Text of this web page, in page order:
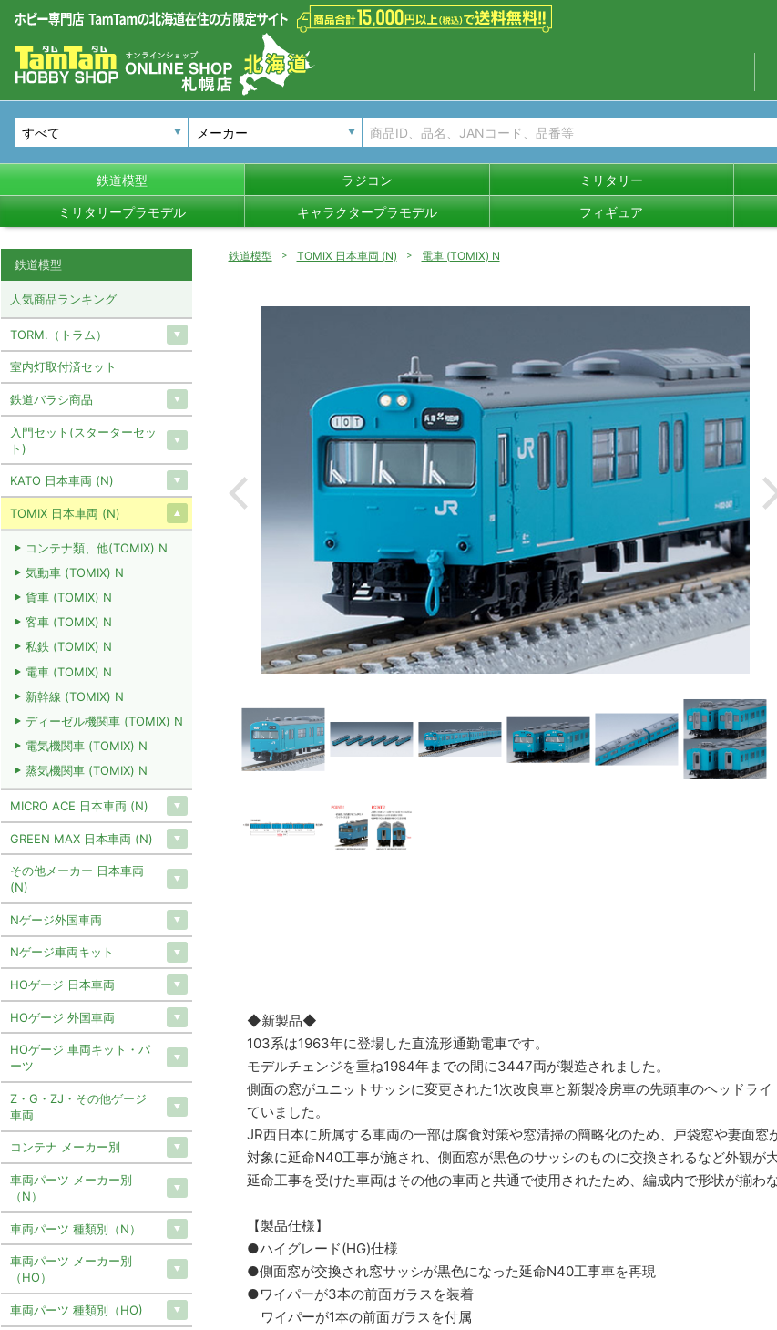
メーカー
鉄道模型 ラジコン ミリタリー
ミリタリープラモデル キャラクタープラモデル フィギュア
鉄道模型 TOMIX 日本車両 (N) 電車 (TOMIX) N
◆新製品◆
103系は1963年に登場した直流形通勤電車です。
モデルチェンジを重ね1984年までの間に3447両が製造されました。
側面の窓がユニットサッシに変更された1次改良車と新製冷房車の先頭車のヘッドラ
ていました。
JR西日本に所属する車両の一部は腐食対策や窓清掃の簡略化のため、戸袋窓や妻面
対象に延命N40工事が施され、側面窓が黒色のサッシのものに交換されるなど外観が
延命工事を受けた車両はその他の車両と共通で使用されたため、編成内で形状が揃わ
【製品仕様】
●ハイグレード(HG)仕様
●側面窓が交換され窓サッシが黒色になった延命N40工事車を再現
●ワイパーが3本の前面ガラスを装着
ワイパーが1本の前面ガラスを付属
鉄道模型
人気商品ランキング
TORM.（トラム）
室内灯取付済セット
鉄道バラシ商品
入門セット(スターターセッ
ト)
KATO 日本車両 (N)
TOMIX 日本車両 (N)
コンテナ類、他(TOMIX) N
気動車 (TOMIX) N
貨車 (TOMIX) N
客車 (TOMIX) N
私鉄 (TOMIX) N
電車 (TOMIX) N
新幹線 (TOMIX) N
ディーゼル機関車 (TOMIX) N
電気機関車 (TOMIX) N
蒸気機関車 (TOMIX) N
MICRO ACE 日本車両 (N)
GREEN MAX 日本車両 (N)
その他メーカー 日本車両
(N)
Nゲージ外国車両
Nゲージ車両キット
HOゲージ 日本車両
HOゲージ 外国車両
HOゲージ 車両キット・パ
ーツ
Z・G・ZJ・その他ゲージ
車両
コンテナ メーカー別
車両パーツ メーカー別
（N）
車両パーツ 種類別（N）
車両パーツ メーカー別
（HO）
車両パーツ 種類別（HO)